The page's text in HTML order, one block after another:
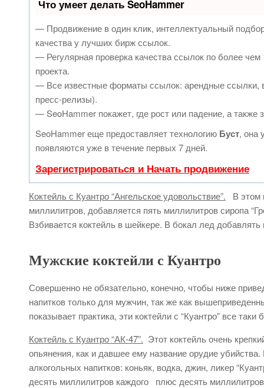
Что умеет делать SeoHammer
— Продвижение в один клик, интеллектуальный
качества у лучших бирж ссылок.
— Регулярная проверка качества ссылок по более
проекта.
— Все известные форматы ссылок: арендные ссылки,
пресс-релизы).
— SeoHammer покажет, где рост или падение, а также
SeoHammer еще предоставляет технологию Буст, она
появляются уже в течение первых 7 дней.
Зарегистрироваться и Начать продвижение
Коктейль с Куантро “Ангельское удовольствие”. В этом
миллилитров, добавляется пять миллилитров сиропа
Взбивается коктейль в шейкере. В бокал лед добавлять
Мужские коктейли с Куантро
Совершенно не обязательно, конечно, чтобы ниже
напитков только для мужчин, так же как
показывает практика, эти коктейли с “Куантро” все
Коктейль с Куантро “АК-47”. Этот коктейль очень
опьянения, как и давшее ему название орудие
алкогольных напитков: коньяк, водка, джин, ликер
десять миллилитров каждого плюс десять